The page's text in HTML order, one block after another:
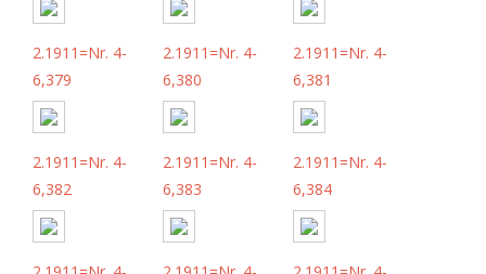
2.1911=Nr. 4-
6,379
2.1911=Nr. 4-
6,380
2.1911=Nr. 4-
6,381
2.1911=Nr. 4-
6,382
2.1911=Nr. 4-
6,383
2.1911=Nr. 4-
6,384